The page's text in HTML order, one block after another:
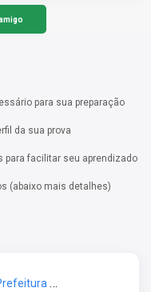
para sua preparação
da sua prova
para facilitar seu aprendizado
(abaixo mais detalhes)
Prefeitura Municipal de Araxá-MG - Prefeitura de Araxá-MG